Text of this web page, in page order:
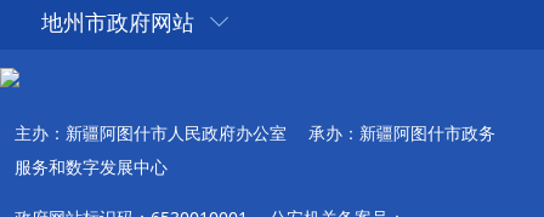
地州市政府网站
主办：新疆阿图什市人民政府办公室
承办：新疆阿图什市政务
服务和数字发展中心